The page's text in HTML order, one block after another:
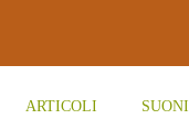
ARTICOLI SUONI